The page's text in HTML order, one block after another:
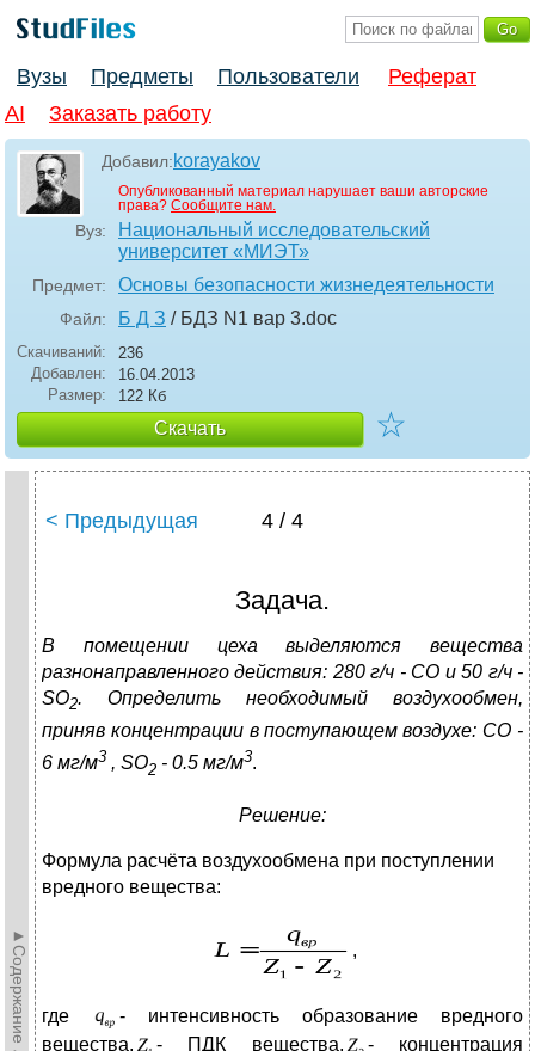
Вузы Предметы Пользователи
Реферат
AI
Заказать работу
Добавил:korayakov
Опубликованный материал нарушает ваши авторские
права? Сообщите нам.
Вуз:
Национальный исследовательский
университет «МИЭТ»
Предмет: Основы безопасности жизнедеятельности
Файл: Б Д З / БДЗ N1 вар 3.doc
Скачиваний:
236
Добавлен:
16.04.2013
Размер:
122 Кб
Скачать ☆
►Содержание►
< Предыдущая 4 / 4
Задача.
В помещении цеха выделяются вещества
разнонаправленного действия: 280 г/ч - СО и 50 г/ч -
SO2. Определить необходимый воздухообмен,
приняв концентрации в поступающем воздухе: СО -
6 мг/м3 , SO2 - 0.5 мг/м3.
Решение:
Формула расчёта воздухообмена при поступлении
вредного вещества:
,
где
- интенсивность образование вредного
вещества,
- ПДК вещества,
- концентрация